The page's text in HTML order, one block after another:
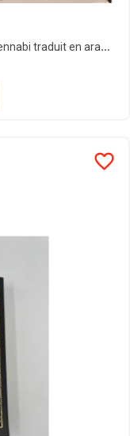
Textes sur la lutte idéologique de Malek Bennabi traduit en arabe et annotés par Mohamed Baghdad...
favorite_border